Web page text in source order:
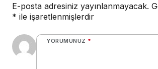
E-posta adresiniz yayınlanmayacak.
* ile işaretlenmişlerdir
YORUMUNUZ *